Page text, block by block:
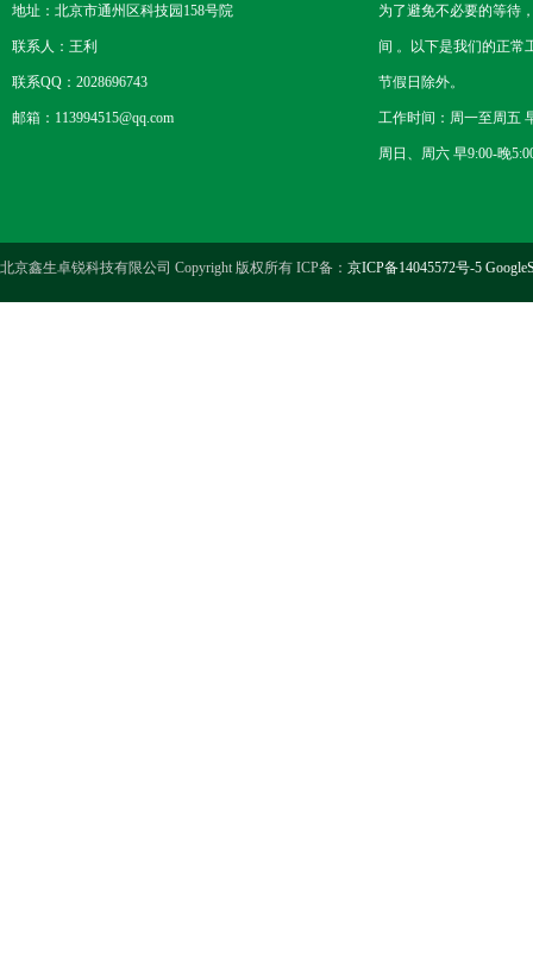
地址：北京市通州区科技园158号院
联系人：王利
联系QQ：2028696743
邮箱：113994515@qq.com
为了避免不必要的等待
间 。以下是我们的正常
节假日除外。
工作时间：周一至周五
周日、周六 早9:00-晚
北京鑫生卓锐科技有限公司 Copyright 版权所有 ICP备： 京ICP备14045572号-5